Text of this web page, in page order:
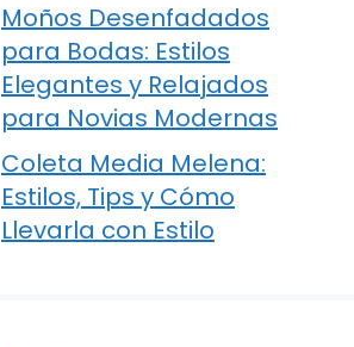
Moños Desenfadados
para Bodas: Estilos
Elegantes y Relajados
para Novias Modernas
Coleta Media Melena:
Estilos, Tips y Cómo
Llevarla con Estilo